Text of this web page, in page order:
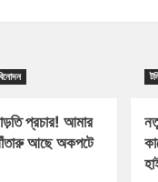
প্রচার! আমার
আছে অকপটে